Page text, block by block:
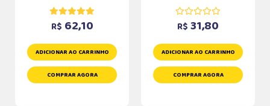
R$ 62,10
ADICIONAR AO CARRINHO
COMPRAR AGORA
R$ 31,80
ADICIONAR AO CARRINHO
COMPRAR AGORA